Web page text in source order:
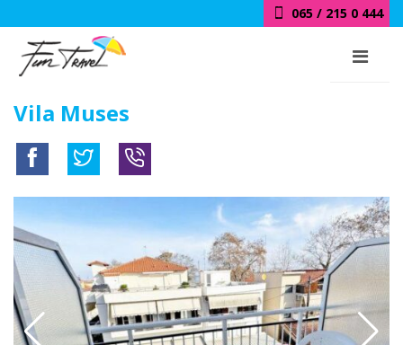
018 / 415 0 444
Vila Muses
-20%